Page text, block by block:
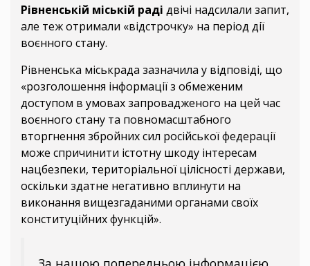
Рівненській міській раді двічі надсилали запит,
але теж отримали «відстрочку» на період дії
воєнного стану.
Рівненська міськрада зазначила у відповіді, що
«розголошення інформації з обмеженим
доступом в умовах запровадженого на цей час
воєнного стану та повномасштабного
вторгнення збройних сил російської федерації
може спричинити істотну шкоду інтересам
нацбезпеки, територіальної цілісності держави,
оскільки здатне негативно вплинути на
виконання вищезгаданими органами своїх
конституційних функцій».